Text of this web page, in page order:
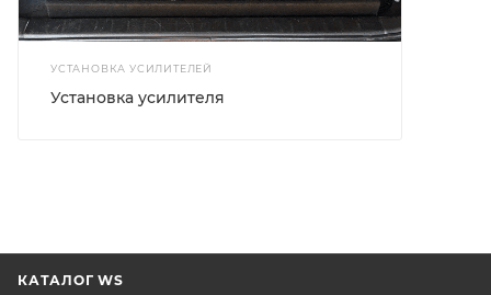
УСТАНОВКА УСИЛИТЕЛЕЙ
Установка усилителя
КАТАЛОГ WS